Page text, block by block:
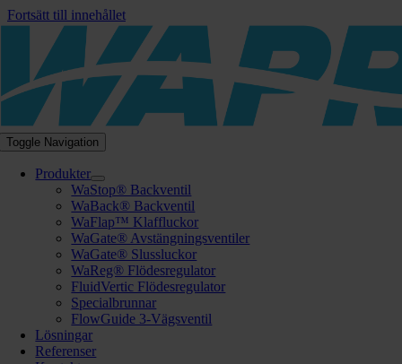
Fortsätt till innehållet
Toggle Navigation
Produkter
WaStop® Backventil
WaBack® Backventil
WaFlap™ Klaffluckor
WaGate® Avstängningsventiler
WaGate® Slussluckor
WaReg® Flödesregulator
FluidVertic Flödesregulator
Specialbrunnar
FlowGuide 3-Vägsventil
Lösningar
Referenser